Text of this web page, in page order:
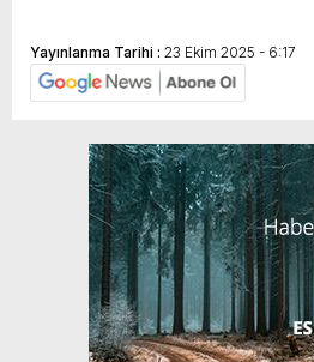
Yayınlanma Tarihi : 23 Ekim 2025 - 6:17